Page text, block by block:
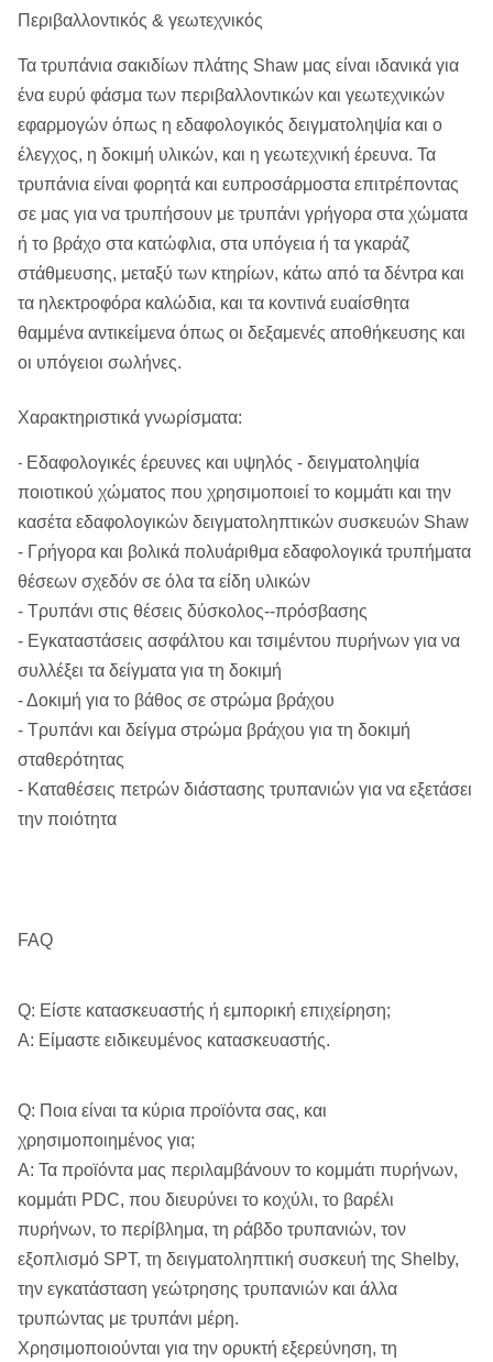
Περιβαλλοντικός & γεωτεχνικός
Τα τρυπάνια σακιδίων πλάτης Shaw μας είναι ιδανικά για
ένα ευρύ φάσμα των περιβαλλοντικών και γεωτεχνικών
εφαρμογών όπως η εδαφολογικός δειγματοληψία και ο
έλεγχος, η δοκιμή υλικών, και η γεωτεχνική έρευνα. Τα
τρυπάνια είναι φορητά και ευπροσάρμοστα επιτρέποντας
σε μας για να τρυπήσουν με τρυπάνι γρήγορα στα χώματα
ή το βράχο στα κατώφλια, στα υπόγεια ή τα γκαράζ
στάθμευσης, μεταξύ των κτηρίων, κάτω από τα δέντρα και
τα ηλεκτροφόρα καλώδια, και τα κοντινά ευαίσθητα
θαμμένα αντικείμενα όπως οι δεξαμενές αποθήκευσης και
οι υπόγειοι σωλήνες.
Χαρακτηριστικά γνωρίσματα:
- Εδαφολογικές έρευνες και υψηλός - δειγματοληψία
ποιοτικού χώματος που χρησιμοποιεί το κομμάτι και την
κασέτα εδαφολογικών δειγματοληπτικών συσκευών Shaw
- Γρήγορα και βολικά πολυάριθμα εδαφολογικά τρυπήματα
θέσεων σχεδόν σε όλα τα είδη υλικών
- Τρυπάνι στις θέσεις δύσκολος--πρόσβασης
- Εγκαταστάσεις ασφάλτου και τσιμέντου πυρήνων για να
συλλέξει τα δείγματα για τη δοκιμή
- Δοκιμή για το βάθος σε στρώμα βράχου
- Τρυπάνι και δείγμα στρώμα βράχου για τη δοκιμή
σταθερότητας
- Καταθέσεις πετρών διάστασης τρυπανιών για να εξετάσει
την ποιότητα
FAQ
Q: Είστε κατασκευαστής ή εμπορική επιχείρηση;
Α: Είμαστε ειδικευμένος κατασκευαστής.
Q: Ποια είναι τα κύρια προϊόντα σας, και
χρησιμοποιημένος για;
Α: Τα προϊόντα μας περιλαμβάνουν το κομμάτι πυρήνων,
κομμάτι PDC, που διευρύνει το κοχύλι, το βαρέλι
πυρήνων, το περίβλημα, τη ράβδο τρυπανιών, τον
εξοπλισμό SPT, τη δειγματοληπτική συσκευή της Shelby,
την εγκατάσταση γεώτρησης τρυπανιών και άλλα
τρυπώντας με τρυπάνι μέρη.
Χρησιμοποιούνται για την ορυκτή εξερεύνηση, τη